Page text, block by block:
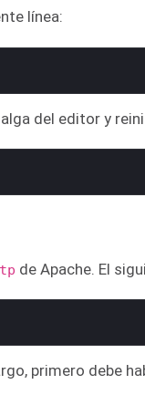
línea:
del editor y
de Apache. El
primero debe